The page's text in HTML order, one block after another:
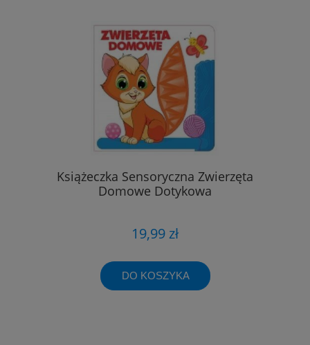
Książeczka Sensoryczna Zwierzęta
Domowe Dotykowa
19,99 zł
DO KOSZYKA